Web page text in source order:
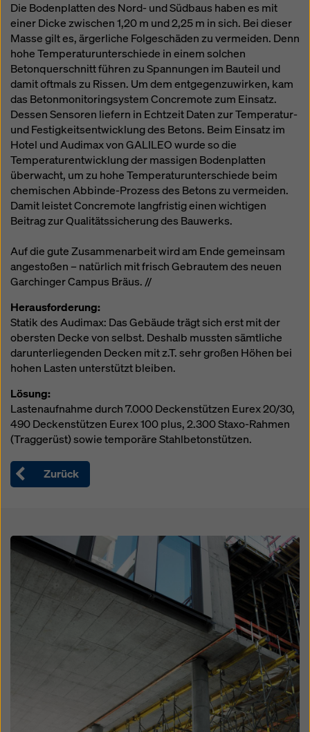
Die Bodenplatten des Nord- und Südbaus haben es mit
einer Dicke zwischen 1,20 m und 2,25 m in sich. Bei dieser
Masse gilt es, ärgerliche Folgeschäden zu vermeiden. Denn
hohe Temperaturunterschiede in einem solchen
Betonquerschnitt führen zu Spannungen im Bauteil und
damit oftmals zu Rissen. Um dem entgegenzuwirken, kam
das Betonmonitoringsystem Concremote zum Einsatz.
Dessen Sensoren liefern in Echtzeit Daten zur Temperatur-
und Festigkeitsentwicklung des Betons. Beim Einsatz im
Hotel und Audimax von GALILEO wurde so die
Temperaturentwicklung der massigen Bodenplatten
überwacht, um zu hohe Temperaturunterschiede beim
chemischen Abbinde-Prozess des Betons zu vermeiden.
Damit leistet Concremote langfristig einen wichtigen
Beitrag zur Qualitätssicherung des Bauwerks.
Auf die gute Zusammenarbeit wird am Ende gemeinsam
angestoßen – natürlich mit frisch Gebrautem des neuen
Garchinger Campus Bräus. //
Herausforderung:
Statik des Audimax: Das Gebäude trägt sich erst mit der
obersten Decke von selbst. Deshalb mussten sämtliche
darunterliegenden Decken mit z.T. sehr großen Höhen bei
hohen Lasten unterstützt bleiben.
Lösung:
Lastenaufnahme durch 7.000 Deckenstützen Eurex 20/30,
490 Deckenstützen Eurex 100 plus, 2.300 Staxo-Rahmen
(Traggerüst) sowie temporäre Stahlbetonstützen.
Zurück
Open